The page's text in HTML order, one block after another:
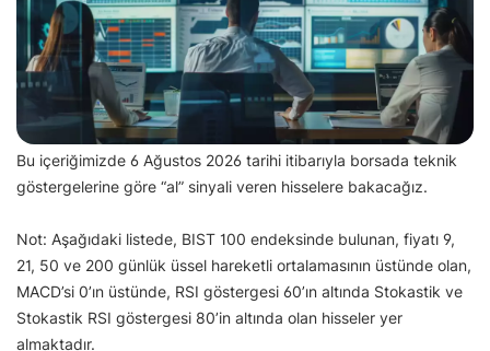
Bu içeriğimizde 6 Ağustos 2026 tarihi itibarıyla borsada teknik
göstergelerine göre “al” sinyali veren hisselere bakacağız.
Not: Aşağıdaki listede, BIST 100 endeksinde bulunan, fiyatı 9,
21, 50 ve 200 günlük üssel hareketli ortalamasının üstünde olan,
MACD’si 0’ın üstünde, RSI göstergesi 60’ın altında Stokastik ve
Stokastik RSI göstergesi 80’in altında olan hisseler yer
almaktadır.